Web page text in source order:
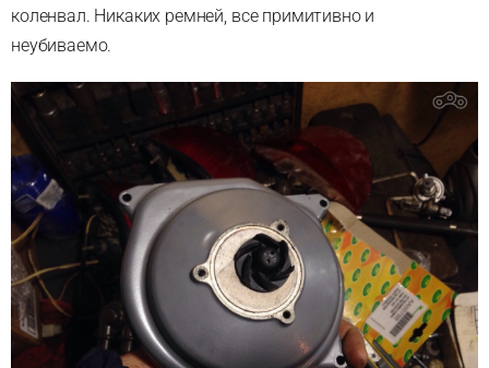
коленвал. Никаких ремней, все примитивно и
неубиваемо.